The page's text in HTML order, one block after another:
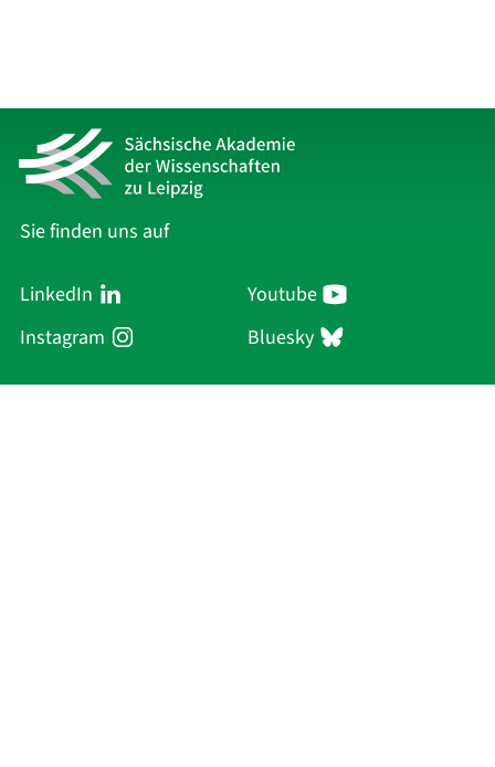
Sie finden uns auf
LinkedIn
Youtube
Instagram
Bluesky